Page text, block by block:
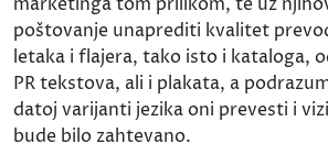
poštovanje unaprediti kvalitet
letaka i flajera, tako isto i kataloga,
PR tekstova, ali i plakata, a
datoj varijanti jezika oni prevesti i
bude bilo zahtevano.